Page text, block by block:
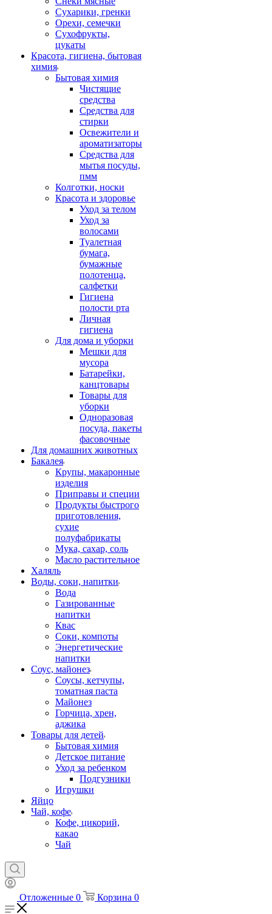
Сухарики, гренки
Орехи, семечки
Сухофрукты,
цукаты
Красота, гигиена, бытовая
химия
Бытовая химия
Чистящие
средства
Средства для
стирки
Освежители и
ароматизаторы
Средства для
мытья посуды,
пмм
Колготки, носки
Красота и здоровье
Уход за телом
Уход за
волосами
Туалетная
бумага,
бумажные
полотенца,
салфетки
Гигиена
полости рта
Личная
гигиена
Для дома и уборки
Мешки для
мусора
Батарейки,
канцтовары
Товары для
уборки
Одноразовая
посуда, пакеты
фасовочные
Для домашних животных
Бакалея
Крупы, макаронные
изделия
Приправы и специи
Продукты быстрого
приготовления,
сухие
полуфабрикаты
Мука, сахар, соль
Масло растительное
Халяль
Воды, соки, напитки
Вода
Газированные
напитки
Квас
Соки, компоты
Энергетические
напитки
Соус, майонез
Соусы, кетчупы,
томатная паста
Майонез
Горчица, хрен,
аджика
Товары для детей
Бытовая химия
Детское питание
Уход за ребенком
Подгузники
Игрушки
Яйцо
Чай, кофе
Кофе, цикорий,
какао
Чай
Отложенные 0 Корзина 0